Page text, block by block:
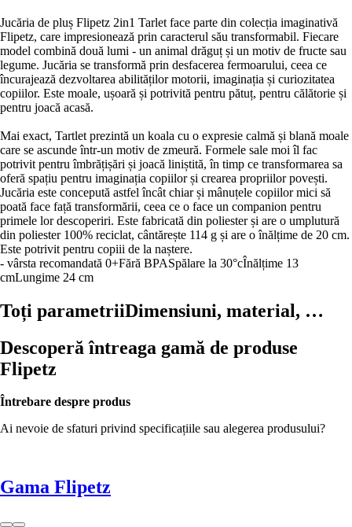
Jucăria de pluș Flipetz 2in1 Tarlet face parte din colecția imaginativă
Flipetz, care impresionează prin caracterul său transformabil. Fiecare
model combină două lumi - un animal drăguț și un motiv de fructe sau
legume. Jucăria se transformă prin desfacerea fermoarului, ceea ce
încurajează dezvoltarea abilităților motorii, imaginația și curiozitatea
copiilor. Este moale, ușoară și potrivită pentru pătuț, pentru călătorie și
pentru joacă acasă.
Mai exact, Tartlet prezintă un koala cu o expresie calmă și blană moale
care se ascunde într-un motiv de zmeură. Formele sale moi îl fac
potrivit pentru îmbrățișări și joacă liniștită, în timp ce transformarea sa
oferă spațiu pentru imaginația copiilor și crearea propriilor povești.
Jucăria este concepută astfel încât chiar și mânuțele copiilor mici să
poată face față transformării, ceea ce o face un companion pentru
primele lor descoperiri. Este fabricată din poliester și are o umplutură
din poliester 100% reciclat, cântărește 114 g și are o înălțime de 20 cm.
Este potrivit pentru copiii de la naștere.
- vârsta recomandată 0+Fără BPASpălare la 30°cÎnălțime 13
cmLungime 24 cm
Toți parametriiDimensiuni, material, …
Descoperă întreaga gamă de produse
Flipetz
Întrebare despre produs
Ai nevoie de sfaturi privind specificațiile sau alegerea produsului?
Gama Flipetz